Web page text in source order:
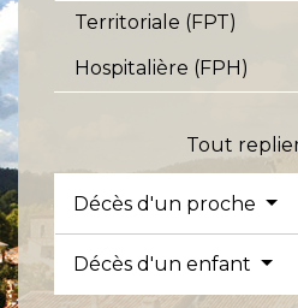
Territoriale (FPT)
Hospitalière (FPH)
Tout
Décès d'un proche
Décès d'un enfant